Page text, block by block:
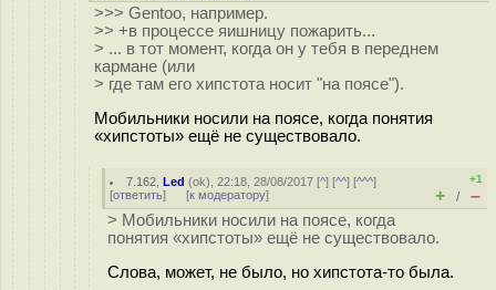
>>> Gentoo, например.
>> +в процессе яишницу пожарить...
> ... в тот момент, когда он у тебя в переднем
кармане (или
> где там его хипстота носит "на поясе").
Мобильники носили на поясе, когда понятия
«хипстоты» ещё не существовало.
7.162 ,Led (ok), 22:18, 28/08/2017 [^] [^^] [^^^]
[ответить] [к модератору]
+1
+ / –
> Мобильники носили на поясе, когда
понятия «хипстоты» ещё не существовало.
Слова, может, не было, но хипстота-то была.